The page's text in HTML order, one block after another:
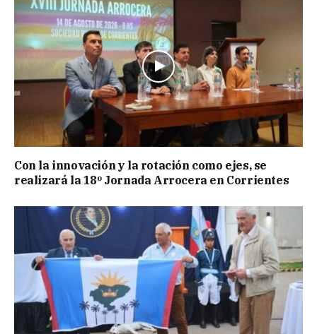
Con la innovación y la rotación como ejes, se
realizará la 18º Jornada Arrocera en Corrientes